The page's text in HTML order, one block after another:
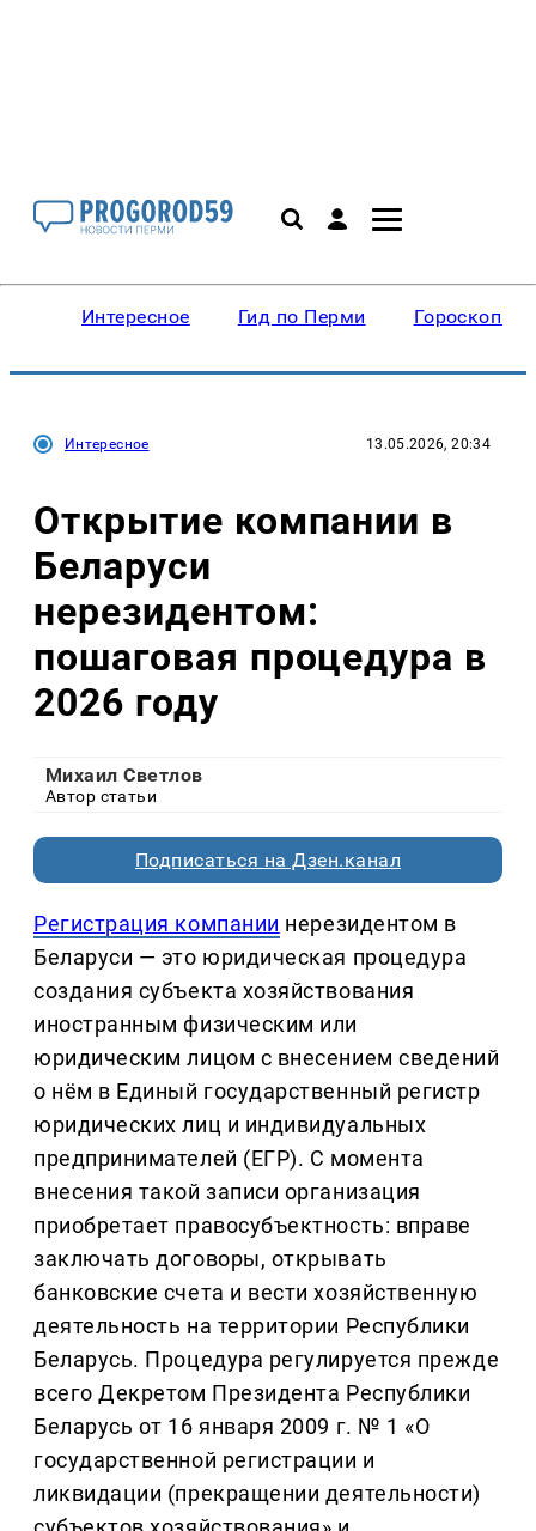
Интересное Гид по Перми Гороскопы
Интересное 13.05.2026, 20:34
Открытие компании в
Беларуси
нерезидентом:
пошаговая процедура в
2026 году
Михаил Светлов
Автор статьи
Подписаться на Дзен.канал
Регистрация компании нерезидентом в
Беларуси — это юридическая процедура
создания субъекта хозяйствования
иностранным физическим или
юридическим лицом с внесением сведений
о нём в Единый государственный регистр
юридических лиц и индивидуальных
предпринимателей (ЕГР). С момента
внесения такой записи организация
приобретает правосубъектность: вправе
заключать договоры, открывать
банковские счета и вести хозяйственную
деятельность на территории Республики
Беларусь. Процедура регулируется прежде
всего Декретом Президента Республики
Беларусь от 16 января 2009 г. № 1 «О
государственной регистрации и
ликвидации (прекращении деятельности)